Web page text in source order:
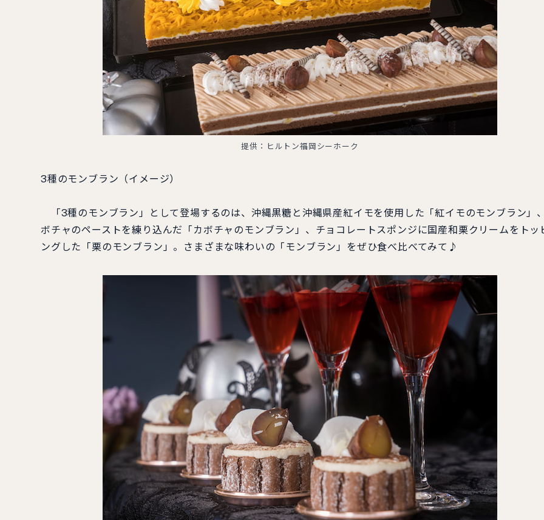
提供：ヒルトン福岡シーホーク
3種のモンブラン（イメージ）
「3種のモンブラン」として登場するのは、沖縄黒糖と沖縄県産紅イモを使用した「紅イモのモンブラン」
ボチャのペーストを練り込んだ「カボチャのモンブラン」、チョコレートスポンジに国産和栗クリームをトッ
ングした「栗のモンブラン」。さまざまな味わいの「モンブラン」をぜひ食べ比べてみて♪